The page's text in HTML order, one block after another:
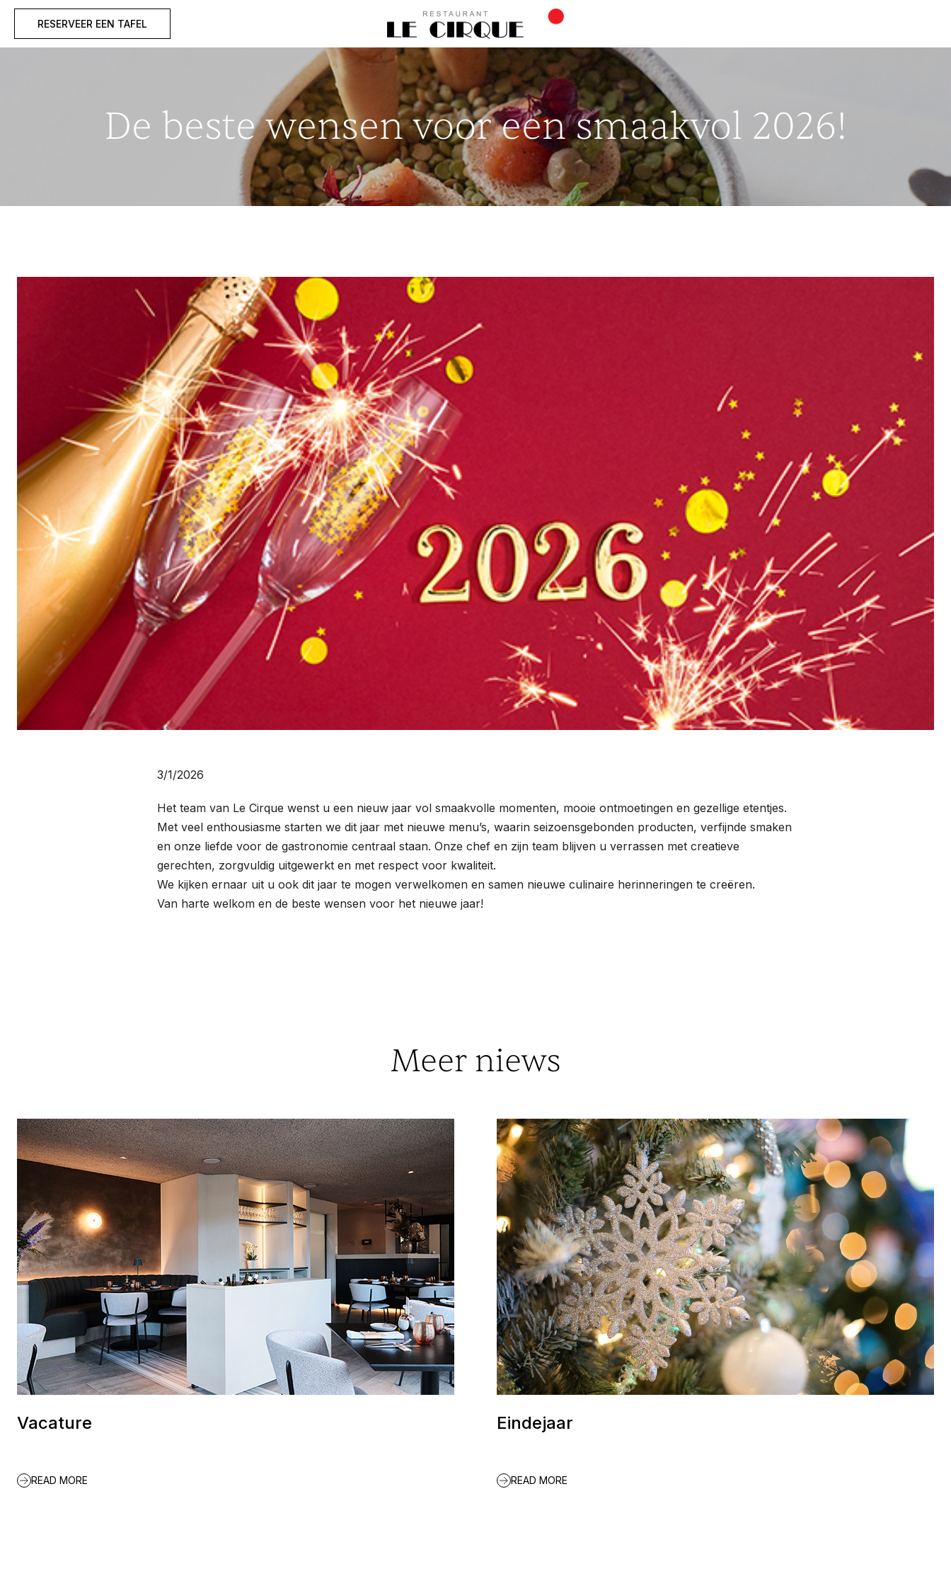
RESERVEER EEN TAFEL
De beste wensen voor een smaakvol 2026!
3/1/2026
Het team van Le Cirque wenst u een nieuw jaar vol smaakvolle momenten, mooie ontmoetingen en gezellige etentjes.
Met veel enthousiasme starten we dit jaar met nieuwe menu’s, waarin seizoensgebonden producten, verfijnde smaken
en onze liefde voor de gastronomie centraal staan. Onze chef en zijn team blijven u verrassen met creatieve
gerechten, zorgvuldig uitgewerkt en met respect voor kwaliteit.
We kijken ernaar uit u ook dit jaar te mogen verwelkomen en samen nieuwe culinaire herinneringen te creëren.
Van harte welkom en de beste wensen voor het nieuwe jaar!
Meer niews
Vacature
READ MORE
Eindejaar
READ MORE